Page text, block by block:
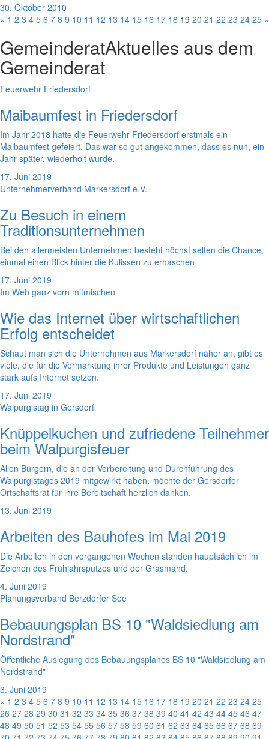
30. Oktober 2010
« 1 2 3 4 5 6 7 8 9 10 11 12 13 14 15 16 17 18 19 20 21 22 23 24 25 »
GemeinderatAktuelles aus dem
Gemeinderat
Feuerwehr Friedersdorf
Maibaumfest in Friedersdorf
Im Jahr 2018 hatte die Feuerwehr Friedersdorf erstmals ein
Maibaumfest gefeiert. Das war so gut angekommen, dass es nun, ein
Jahr später, wiederholt wurde.
17. Juni 2019
Unternehmerverband Markersdorf e.V.
Zu Besuch in einem
Traditionsunternehmen
Bei den allermeisten Unternehmen besteht höchst selten die Chance,
einmal einen Blick hinter die Kulissen zu erhaschen
17. Juni 2019
Im Web ganz vorn mitmischen
Wie das Internet über wirtschaftlichen
Erfolg entscheidet
Schaut man sich die Unternehmen aus Markersdorf näher an, gibt es
viele, die für die Vermarktung ihrer Produkte und Leistungen ganz
stark aufs Internet setzen.
17. Juni 2019
Walpurgistag in Gersdorf
Knüppelkuchen und zufriedene Teilnehmer
beim Walpurgisfeuer
Allen Bürgern, die an der Vorbereitung und Durchführung des
Walpurgistages 2019 mitgewirkt haben, möchte der Gersdorfer
Ortschaftsrat für ihre Bereitschaft herzlich danken.
13. Juni 2019
Arbeiten des Bauhofes im Mai 2019
Die Arbeiten in den vergangenen Wochen standen hauptsächlich im
Zeichen des Frühjahrsputzes und der Grasmahd.
4. Juni 2019
Planungsverband Berzdorfer See
Bebauungsplan BS 10 "Waldsiedlung am
Nordstrand"
Öffentliche Auslegung des Bebauungsplanes BS 10 "Waldsiedlung am
Nordstrand"
3. Juni 2019
« 1 2 3 4 5 6 7 8 9 10 11 12 13 14 15 16 17 18 19 20 21 22 23 24 25
26 27 28 29 30 31 32 33 34 35 36 37 38 39 40 41 42 43 44 45 46 47
48 49 50 51 52 53 54 55 56 57 58 59 60 61 62 63 64 65 66 67 68 69